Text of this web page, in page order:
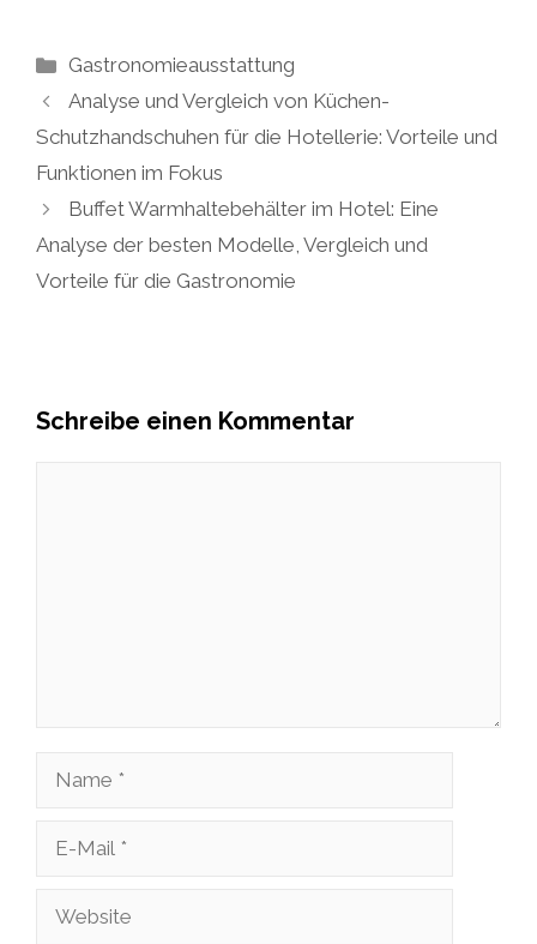
Kategorien
Gastronomieausstattung
Analyse und Vergleich von Küchen-
Schutzhandschuhen für die Hotellerie: Vorteile und
Funktionen im Fokus
Buffet Warmhaltebehälter im Hotel: Eine
Analyse der besten Modelle, Vergleich und
Vorteile für die Gastronomie
Schreibe einen Kommentar
Name
Website